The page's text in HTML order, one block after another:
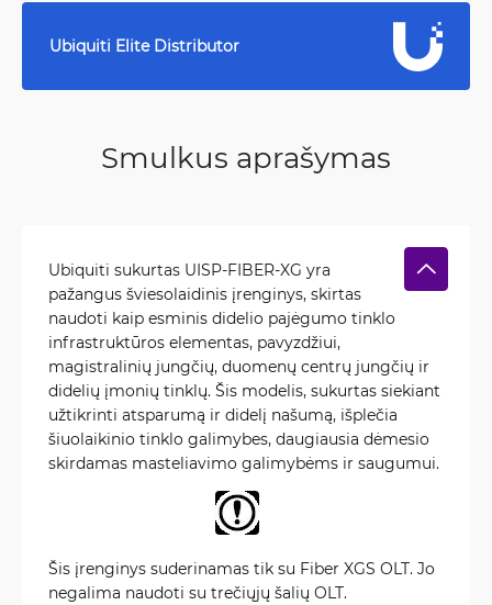
Ubiquiti Elite Distributor
Smulkus aprašymas
Ubiquiti sukurtas UISP-FIBER-XG yra
pažangus šviesolaidinis įrenginys, skirtas
naudoti kaip esminis didelio pajėgumo tinklo
infrastruktūros elementas, pavyzdžiui,
magistralinių jungčių, duomenų centrų jungčių ir
didelių įmonių tinklų. Šis modelis, sukurtas siekiant
užtikrinti atsparumą ir didelį našumą, išplečia
šiuolaikinio tinklo galimybes, daugiausia dėmesio
skirdamas masteliavimo galimybėms ir saugumui.
Šis įrenginys suderinamas tik su Fiber XGS OLT. Jo
negalima naudoti su trečiųjų šalių OLT.